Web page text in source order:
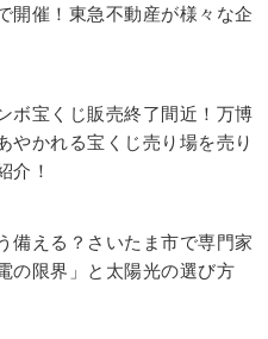
開催！東急不動産が様々な企
ボ宝くじ販売終了間近！万博
やかれる宝くじ売り場を売り
介！
備える？さいたま市で専門家
の限界」と太陽光の選び方